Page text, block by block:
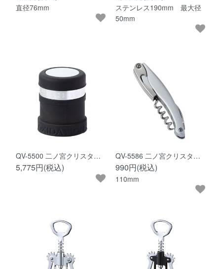
直径76mm
ステンレス190mm 最大径
50mm
QV-5500 二ノ宮クリスタ…
5,775円(税込)
QV-5586 二ノ宮クリスタ…
990円(税込)
110mm